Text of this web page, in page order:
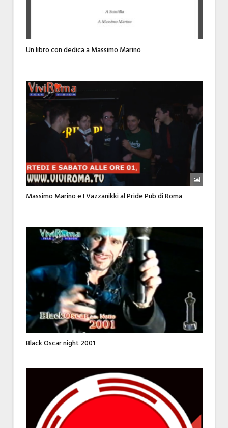
Un libro con dedica a Massimo Marino
Massimo Marino e I Vazzanikki al Pride Pub di Roma
Black Oscar night 2001